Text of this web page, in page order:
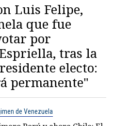
Luis Felipe,
que fue
por
tras la
electo:
permanente"
de Venezuela